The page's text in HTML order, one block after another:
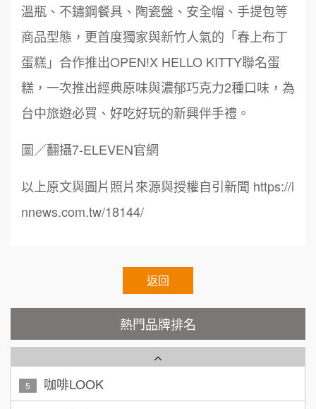
溫瓶、不鏽鋼餐具、陶瓷盤、安全帽、手提包等
商品型態，更首度獨家與新竹人氣的「春上布丁
蛋糕」合作推出OPEN!X HELLO KITTY聯名蛋
糕，一次推出經典原味與濃郁巧克力2種口味，為
台中旅遊必買、好吃好玩的新興伴手禮。
圖／翻攝7-ELEVEN官網
以上原文與圖片照片來源與授權自引新聞 https://i
nnews.com.tw/18144/
返回
熱門品牌排名
鼎威維修
7 88thai發發泰-泰式飯行家
8 呷尚寶
9 SHARE TEA歇腳亭
10 TEA TOP台灣第一味
Cozy coffee可集咖啡
秉宏小米甜甜圈
6 鼎威維修
周 先生/小姐 台北
加盟預算 100萬 ~150萬
徐 先生/小姐 新北市
加盟預算 50萬~75萬
呂 先生/小姐 新竹市
加盟預算
加盟預算 200萬~300萬
黃 先生/小姐
加盟預算 100萬~150萬